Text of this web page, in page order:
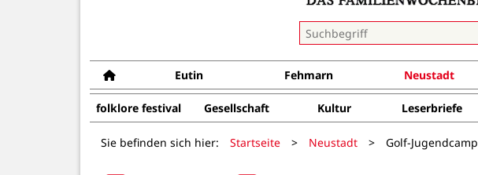
Eutin Fehmarn Neustadt
folklore festival Gesellschaft Kultur Leserbriefe
Sie befinden sich hier: Startseite > Neustadt > Golf-Jugendcamp